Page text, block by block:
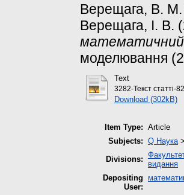
Верещага, В. М.
Верещага, І. В.
моделювання
Text
3282-Текст статті-
Download (302kB)
Item Type: Article
Subjects: Q Наука >
Divisions:
видання
Depositing
User: